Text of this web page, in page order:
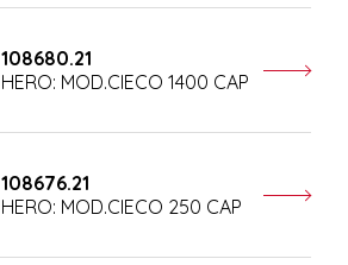
108680.21
HERO: MOD.CIECO 1400 CAP
108676.21
HERO: MOD.CIECO 250 CAP